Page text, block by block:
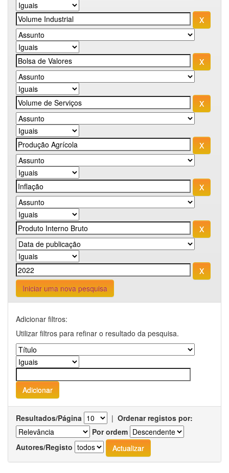
Iniciar uma nova pesquisa
Adicionar filtros:
Utilizar filtros para refinar o resultado da pesquisa.
Resultados/Página | Ordenar registos por:
Por ordem
Autores/Registo